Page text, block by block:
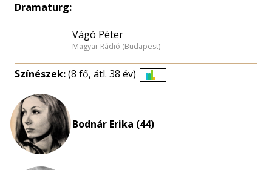
Dramaturg:
Vágó Péter
Magyar Rádió (Budapest)
Színészek:(8 fő, átl. 38 év)
Bodnár Erika (44)